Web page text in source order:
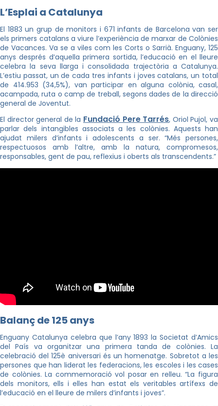
L’Esplai a Catalunya
El 1883 un grup de monitors i 671 infants de Barcelona van ser
els primers catalans a viure l’experiència de marxar de Colònies
de Vacances. Va se a viles com les Corts o Sarrià. Enguany, 125
anys després d’aquella primera sortida, l’educació en el lleure
celebra la seva llarga i consolidada trajectòria a Catalunya.
L’estiu passat, un de cada tres infants i joves catalans, un total
de 414.953 (34,5%), van participar en alguna colònia, casal,
acampada, ruta o camp de treball, segons dades de la direcció
general de Joventut.
El director general de la Fundació Pere Tarrés, Oriol Pujol, va
parlar dels intangibles associats a les colònies. Aquests han
ajudat milers d’infants i adolescents a ser. “Més persones,
respectuosos amb l’altre, amb la natura, compromesos,
responsables, gent de pau, reflexius i oberts als transcendents.”
Balanç de 125 anys
Enguany Catalunya celebra que l’any 1893 la Societat d’Amics
del País va organitzar una primera tanda de colònies. La
celebració del 125è aniversari és un homenatge. Sobretot a les
persones que han liderat les federacions, les escoles i les cases
de colònies. La commemoració vol posar en relleu. “La figura
dels monitors, ells i elles han estat els veritables artífexs de
l’educació en el lleure de milers d’infants i joves”.